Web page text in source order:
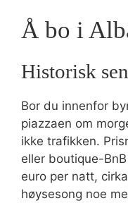
Å bo i
Historisk
Bor du innenfor
piazzaen om
ikke trafikken.
eller boutique-
euro per natt,
høysesong noe